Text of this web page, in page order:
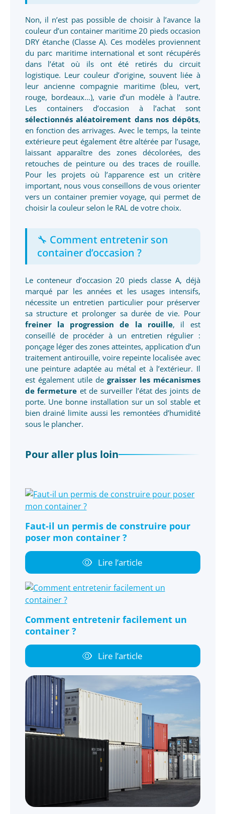
Non, il n’est pas possible de choisir à l’avance la
couleur d’un container maritime 20 pieds occasion
DRY étanche (Classe A). Ces modèles proviennent
du parc maritime international et sont récupérés
dans l’état où ils ont été retirés du circuit
logistique. Leur couleur d’origine, souvent liée à
leur ancienne compagnie maritime (bleu, vert,
rouge, bordeaux…), varie d’un modèle à l’autre.
Les containers d’occasion à l’achat sont
sélectionnés aléatoirement dans nos dépôts,
en fonction des arrivages. Avec le temps, la teinte
extérieure peut également être altérée par l’usage,
laissant apparaître des zones décolorées, des
retouches de peinture ou des traces de rouille.
Pour les projets où l’apparence est un critère
important, nous vous conseillons de vous orienter
vers un container premier voyage, qui permet de
choisir la couleur selon le RAL de votre choix.
🔧 Comment entretenir son
container d’occasion ?
Le conteneur d’occasion 20 pieds classe A, déjà
marqué par les années et les usages intensifs,
nécessite un entretien particulier pour préserver
sa structure et prolonger sa durée de vie. Pour
freiner la progression de la rouille, il est
conseillé de procéder à un entretien régulier :
ponçage léger des zones atteintes, application d’un
traitement antirouille, voire repeinte localisée avec
une peinture adaptée au métal et à l’extérieur. Il
est également utile de graisser les mécanismes
de fermeture et de surveiller l’état des joints de
porte. Une bonne installation sur un sol stable et
bien drainé limite aussi les remontées d’humidité
sous le plancher.
Pour aller plus loin
Faut-il un permis de construire pour
poser mon container ?
Lire l’article
Comment entretenir facilement un
container ?
Lire l’article